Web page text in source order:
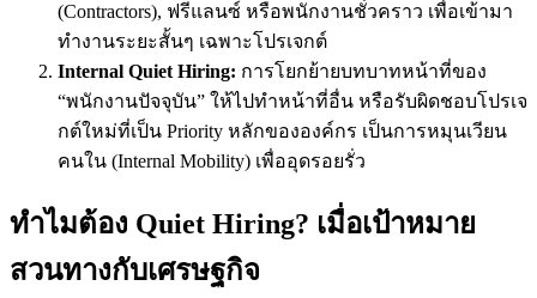
(Contractors), ฟรีแลนซ์ หรือพนักงานชั่วคราว เพื่อเข้ามา
ทำงานระยะสั้นๆ เฉพาะโปรเจกต์
Internal Quiet Hiring: การโยกย้ายบทบาทหน้าที่ของ
“พนักงานปัจจุบัน” ให้ไปทำหน้าที่อื่น หรือรับผิดชอบโปรเจ
กต์ใหม่ที่เป็น Priority หลักขององค์กร เป็นการหมุนเวียน
คนใน (Internal Mobility) เพื่ออุดรอยรั่ว
ทำไมต้อง Quiet Hiring? เมื่อเป้าหมาย
สวนทางกับเศรษฐกิจ